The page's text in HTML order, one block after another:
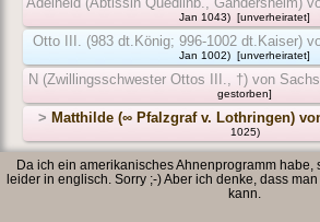
Jan 1043) [unverheiratet]
Otto III. (983 dt.König; 996-1002 dt.Kaiser)
Jan 1002) [unverheiratet]
N (Zwillingsschwester Ottos III., †) von
gestorben]
> Matthilde (∞ Pfalzgraf v. Lothringen)
1025)
Da ich ein amerikanisches Ahnenprogramm habe,
leider in englisch. Sorry ;-) Aber ich denke, dass
kann.